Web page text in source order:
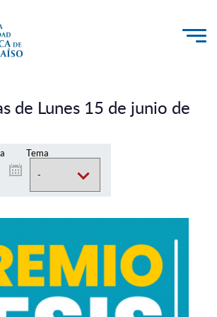
e Innovación
Medio
de Lunes 15 de junio de
Tema